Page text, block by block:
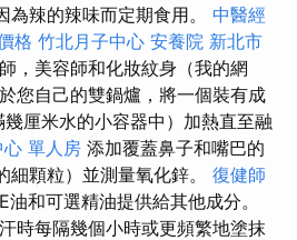
為辣的辣味而定期食用。 中醫經
格 竹北月子中心 安養院 新北市
，美容師和化妝紋身（我的網
您自己的雙鍋爐，將一個裝有成
厘米水的小容器中）加熱直至融
心 單人房 添加覆蓋鼻子和嘴巴的
細顆粒）並測量氧化鋅。 復健師
和可選精油提供給其他成分。
時每隔幾個小時或更頻繁地塗抹